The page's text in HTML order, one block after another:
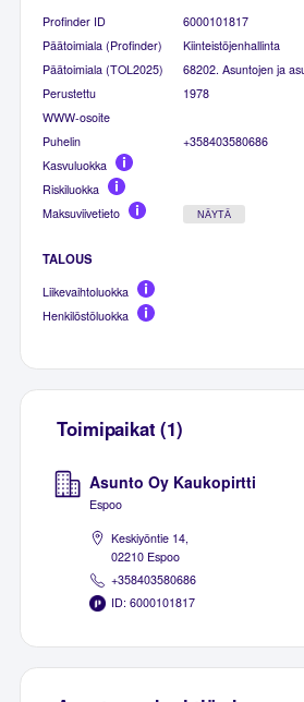
Profinder ID
6000101817
Päätoimiala (Profinder)
Kiinteistöjenhallinta
Päätoimiala (TOL2025)
68202. Asuntojen ja
Perustettu
1978
WWW-osoite
Puhelin
+358403580686
Kasvuluokka
Riskiluokka
Maksuviivetieto
NÄYTÄ
TALOUS
Liikevaihtoluokka
Henkilöstöluokka
Toimipaikat (1)
Asunto Oy Kaukopirtti
Espoo
Keskiyöntie 14,
02210 Espoo
+358403580686
ID: 6000101817